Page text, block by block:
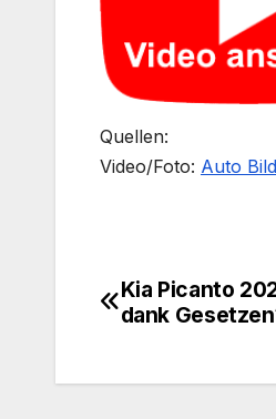
Quellen:
Video/Foto: Auto Bild
Kia Picanto
dank